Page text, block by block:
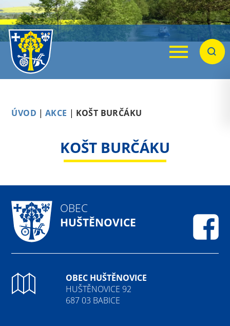
Menu
ÚVOD | AKCE | KOŠT BURČÁKU
KOŠT BURČÁKU
OBEC
HUŠTĚNOVICE
OBEC HUŠTĚNOVICE
HUŠTĚNOVICE 92
687 03 BABICE